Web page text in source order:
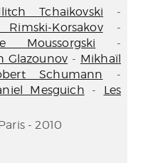
Tchaikovski -
Korsakov-
Moussorgski -
Glazounov - Mikhaïl
Schumann -
Mesguich - Les
- 2010